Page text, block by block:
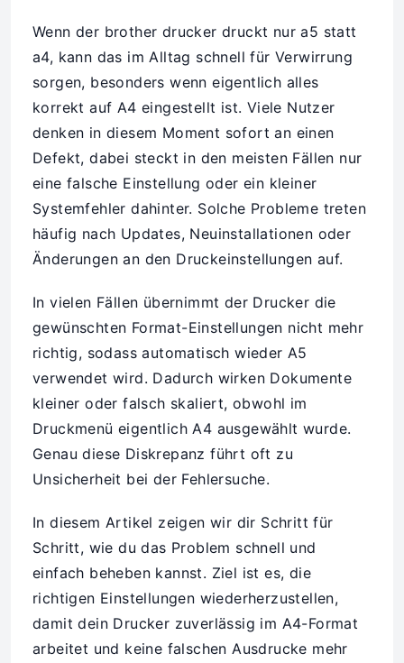
Wenn der brother drucker druckt nur a5 statt
a4, kann das im Alltag schnell für Verwirrung
sorgen, besonders wenn eigentlich alles
korrekt auf A4 eingestellt ist. Viele Nutzer
denken in diesem Moment sofort an einen
Defekt, dabei steckt in den meisten Fällen nur
eine falsche Einstellung oder ein kleiner
Systemfehler dahinter. Solche Probleme treten
häufig nach Updates, Neuinstallationen oder
Änderungen an den Druckeinstellungen auf.
In vielen Fällen übernimmt der Drucker die
gewünschten Format-Einstellungen nicht mehr
richtig, sodass automatisch wieder A5
verwendet wird. Dadurch wirken Dokumente
kleiner oder falsch skaliert, obwohl im
Druckmenü eigentlich A4 ausgewählt wurde.
Genau diese Diskrepanz führt oft zu
Unsicherheit bei der Fehlersuche.
In diesem Artikel zeigen wir dir Schritt für
Schritt, wie du das Problem schnell und
einfach beheben kannst. Ziel ist es, die
richtigen Einstellungen wiederherzustellen,
damit dein Drucker zuverlässig im A4-Format
arbeitet und keine falschen Ausdrucke mehr